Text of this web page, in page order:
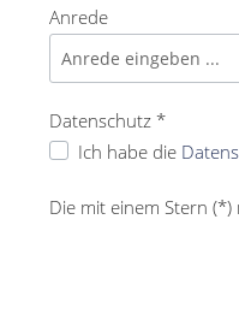
Anrede
Datenschutz *
Ich habe die
Die mit einem Stern